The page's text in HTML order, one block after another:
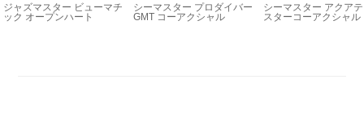
ジャズマスター ビューマチ
ック オープンハート
シーマスター プロダイバー
GMT コーアクシャル
シーマスター アクア
スターコーアクシャル